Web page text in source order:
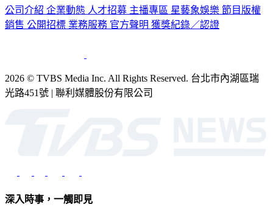
公司介紹 企業動態 人才招募 主播專區 星藝象娛樂 節目版權
銷售 公開招標 業務服務 官方聲明 獲獎紀錄／認證
2026 © TVBS Media Inc. All Rights Reserved. 台北市內湖區瑞
光路451號 | 聯利媒體股份有限公司
深入時事，一觸即見